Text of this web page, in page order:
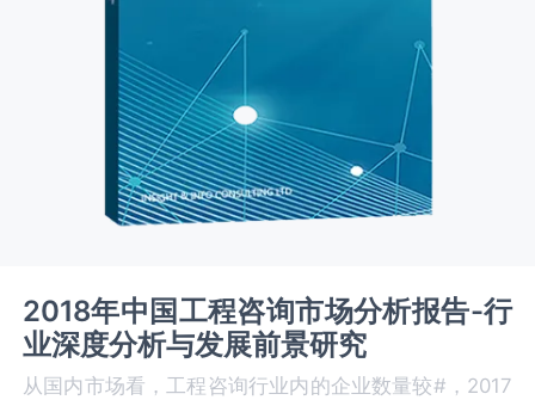
2018年中国工程咨询市场分析报告-行
业深度分析与发展前景研究
从国内市场看，工程咨询行业内的企业数量较#，2017